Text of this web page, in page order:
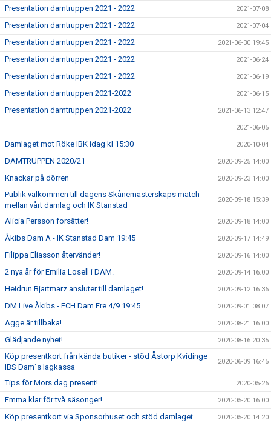
Presentation damtruppen 2021 - 2022 2021-07-08
Presentation damtruppen 2021 - 2022 2021-07-04
Presentation damtruppen 2021 - 2022 2021-06-30 19:45
Presentation damtruppen 2021 - 2022 2021-06-24
Presentation damtruppen 2021 - 2022 2021-06-19
Presentation damtruppen 2021-2022 2021-06-15
Presentation damtruppen 2021-2022 2021-06-13 12:47
2021-06-05
Damlaget mot Röke IBK idag kl 15:30 2020-10-04
DAMTRUPPEN 2020/21 2020-09-25 14:00
Knackar på dörren 2020-09-23 14:00
Publik välkommen till dagens Skånemästerskaps match
mellan vårt damlag och IK Stanstad
2020-09-18 15:39
Alicia Persson forsätter! 2020-09-18 14:00
Åkibs Dam A - IK Stanstad Dam 19:45 2020-09-17 14:49
Filippa Eliasson återvänder! 2020-09-16 14:00
2 nya år för Emilia Losell i DAM. 2020-09-14 16:00
Heidrun Bjartmarz ansluter till damlaget! 2020-09-12 16:36
DM Live Åkibs - FCH Dam Fre 4/9 19:45 2020-09-01 08:07
Agge är tillbaka! 2020-08-21 16:00
Glädjande nyhet! 2020-08-16 20:35
Köp presentkort från kända butiker - stöd Åstorp Kvidinge
IBS Dam´s lagkassa
2020-06-09 16:45
Tips för Mors dag present! 2020-05-26
Emma klar för två säsonger! 2020-05-20 16:00
Köp presentkort via Sponsorhuset och stöd damlaget. 2020-05-20 14:20